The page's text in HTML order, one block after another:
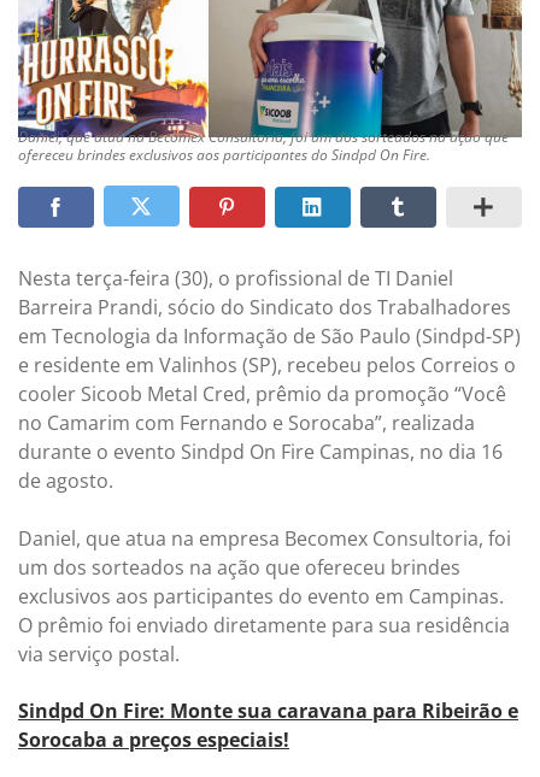
Daniel, que atua na Becomex Consultoria, foi um dos sorteados na ação que
ofereceu brindes exclusivos aos participantes do Sindpd On Fire.
Nesta terça-feira (30), o profissional de TI Daniel
Barreira Prandi, sócio do Sindicato dos Trabalhadores
em Tecnologia da Informação de São Paulo (Sindpd-SP)
e residente em Valinhos (SP), recebeu pelos Correios o
cooler Sicoob Metal Cred, prêmio da promoção “Você
no Camarim com Fernando e Sorocaba”, realizada
durante o evento Sindpd On Fire Campinas, no dia 16
de agosto.
Daniel, que atua na empresa Becomex Consultoria, foi
um dos sorteados na ação que ofereceu brindes
exclusivos aos participantes do evento em Campinas.
O prêmio foi enviado diretamente para sua residência
via serviço postal.
Sindpd On Fire: Monte sua caravana para Ribeirão e
Sorocaba a preços especiais!